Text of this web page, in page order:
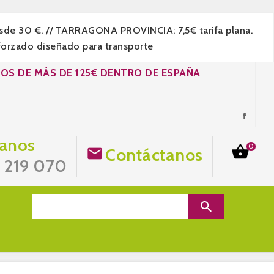
30 €. // TARRAGONA PROVINCIA: 7,5€ tarifa plana.
diseñado para transporte
DE MÁS DE 125€ DENTRO DE ESPAÑA
219 070
 Contáctanos 0